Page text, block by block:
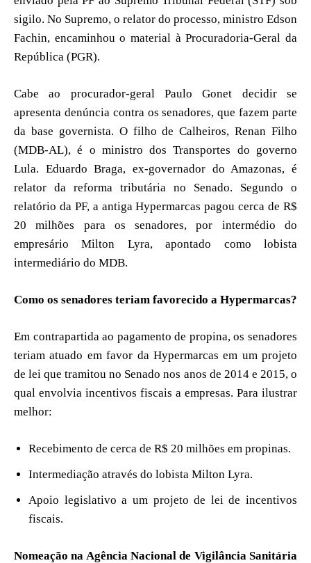
sigilo. No Supremo, o relator do processo, ministro Edson
Fachin, encaminhou o material à Procuradoria-Geral da
República (PGR).
Cabe ao procurador-geral Paulo Gonet decidir se
apresenta denúncia contra os senadores, que fazem parte
da base governista. O filho de Calheiros, Renan Filho
(MDB-AL), é o ministro dos Transportes do governo
Lula. Eduardo Braga, ex-governador do Amazonas, é
relator da reforma tributária no Senado. Segundo o
relatório da PF, a antiga Hypermarcas pagou cerca de R$
20 milhões para os senadores, por intermédio do
empresário Milton Lyra, apontado como lobista
intermediário do MDB.
Como os senadores teriam favorecido a Hypermarcas?
Em contrapartida ao pagamento de propina, os senadores
teriam atuado em favor da Hypermarcas em um projeto
de lei que tramitou no Senado nos anos de 2014 e 2015, o
qual envolvia incentivos fiscais a empresas. Para ilustrar
melhor:
Recebimento de cerca de R$ 20 milhões em propinas.
Intermediação através do lobista Milton Lyra.
Apoio legislativo a um projeto de lei de incentivos
fiscais.
Nomeação na Agência Nacional de Vigilância Sanitária